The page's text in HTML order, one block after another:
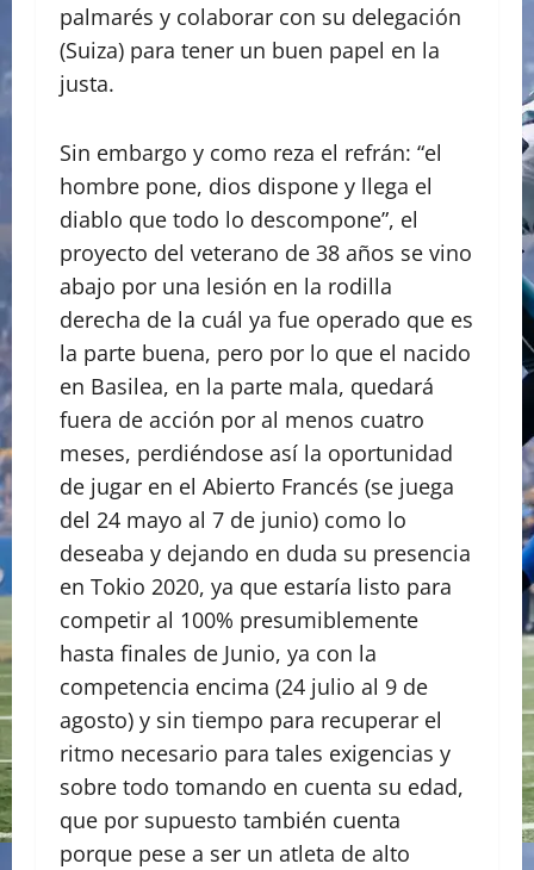
palmarés y colaborar con su delegación
(Suiza) para tener un buen papel en la
justa.
Sin embargo y como reza el refrán: “el
hombre pone, dios dispone y llega el
diablo que todo lo descompone”, el
proyecto del veterano de 38 años se vino
abajo por una lesión en la rodilla
derecha de la cuál ya fue operado que es
la parte buena, pero por lo que el nacido
en Basilea, en la parte mala, quedará
fuera de acción por al menos cuatro
meses, perdiéndose así la oportunidad
de jugar en el Abierto Francés (se juega
del 24 mayo al 7 de junio) como lo
deseaba y dejando en duda su presencia
en Tokio 2020, ya que estaría listo para
competir al 100% presumiblemente
hasta finales de Junio, ya con la
competencia encima (24 julio al 9 de
agosto) y sin tiempo para recuperar el
ritmo necesario para tales exigencias y
sobre todo tomando en cuenta su edad,
que por supuesto también cuenta
porque pese a ser un atleta de alto